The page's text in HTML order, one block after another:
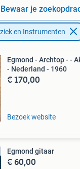
Bewaar je
en Instrumenten
Egmond - Archtop - -
- Nederland - 1960
€ 170,00
Bezoek website
Egmond gitaar
€ 60,00